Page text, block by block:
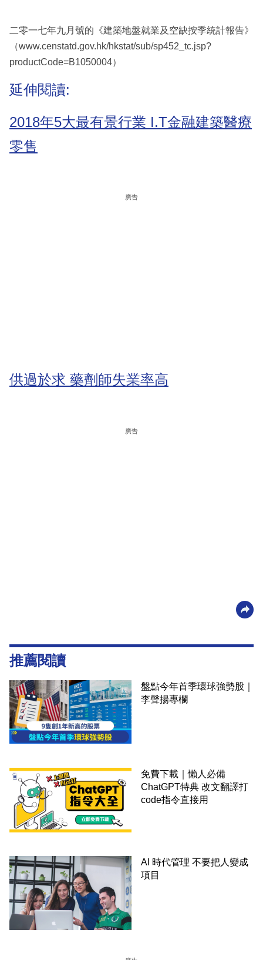
二零一七年九月號的《建築地盤就業及空缺按季統計報告》
（www.censtatd.gov.hk/hkstat/sub/sp452_tc.jsp?
productCode=B1050004）
延伸閱讀:
2018年5大最有景行業 I.T金融建築醫療
零售
廣告
供過於求 藥劑師失業率高
廣告
推薦閱讀
盤點今年首季環球強勢股｜
李聲揚專欄
免費下載｜懶人必備
ChatGPT特典 改文翻譯打
code指令直接用
AI 時代管理 不要把人變成
項目